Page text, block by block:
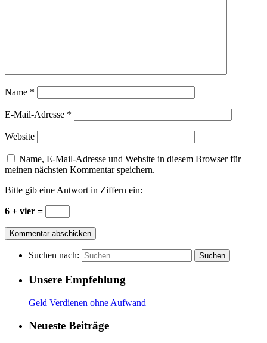
Name *
E-Mail-Adresse *
Website
Name, E-Mail-Adresse und Website in diesem Browser für
meinen nächsten Kommentar speichern.
Bitte gib eine Antwort in Ziffern ein:
6 + vier =
Suchen nach: Suchen
Unsere Empfehlung
Geld Verdienen ohne Aufwand
Neueste Beiträge